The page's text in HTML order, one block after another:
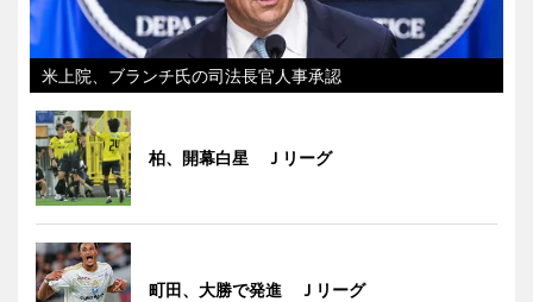
米上院、ブランチ氏の司法長官人事承認
柏、開幕白星 Ｊリーグ
町田、大勝で発進 Ｊリーグ